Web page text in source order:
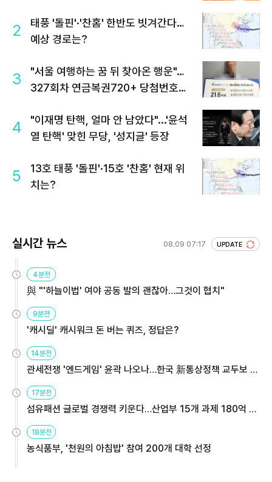
2
태풍 '돌핀'·'찬홈' 한반도 빗겨간다…
예상 경로는?
3
"서울 여행하는 꿈 뒤 찾아온 행운"…
327회차 연금복권720+ 당첨번호조
4
"이재명 탄핵, 얼마 안 남았다"...'윤석
열 탄핵' 맞힌 무당, '성지글' 등장
5
13호 태풍 '돌핀'·15호 '찬홈' 현재 위
치는?
실시간 뉴스 08.09 07:17 UPDATE
4분전
與 "'하늘이법' 여야 공동 발의 괜찮아…그것이 협치"
9분전
'캐시딜' 캐시워크 돈 버는 퀴즈, 정답은?
14분전
관세전쟁 '엔드게임' 윤곽 나오나…한국 新통상정책 교두보 활
17분전
섬유패션 글로벌 경쟁력 키운다…산업부 15개 과제 180억 지
18분전
농식품부, '천원의 아침밥' 참여 200개 대학 선정